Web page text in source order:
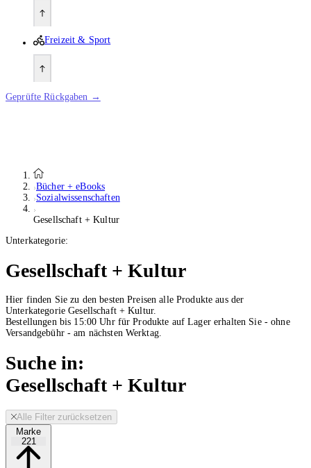
Freizeit & Sport
Geprüfte Rückgaben →
Bücher + eBooks
Sozialwissenschaften
Gesellschaft + Kultur
Unterkategorie:
Gesellschaft + Kultur
Hier finden Sie zu den besten Preisen alle Produkte aus der
Unterkategorie Gesellschaft + Kultur.
Bestellungen bis 15:00 Uhr für Produkte auf Lager erhalten Sie - ohne
Versandgebühr - am nächsten Werktag.
Suche in:
Gesellschaft + Kultur
Alle Filter zurücksetzen
Marke
221